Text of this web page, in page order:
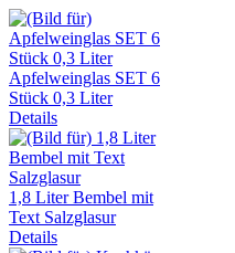
Apfelweinglas SET 6
Stück 0,3 Liter
Details
1,8 Liter Bembel mit
Text Salzglasur
Details